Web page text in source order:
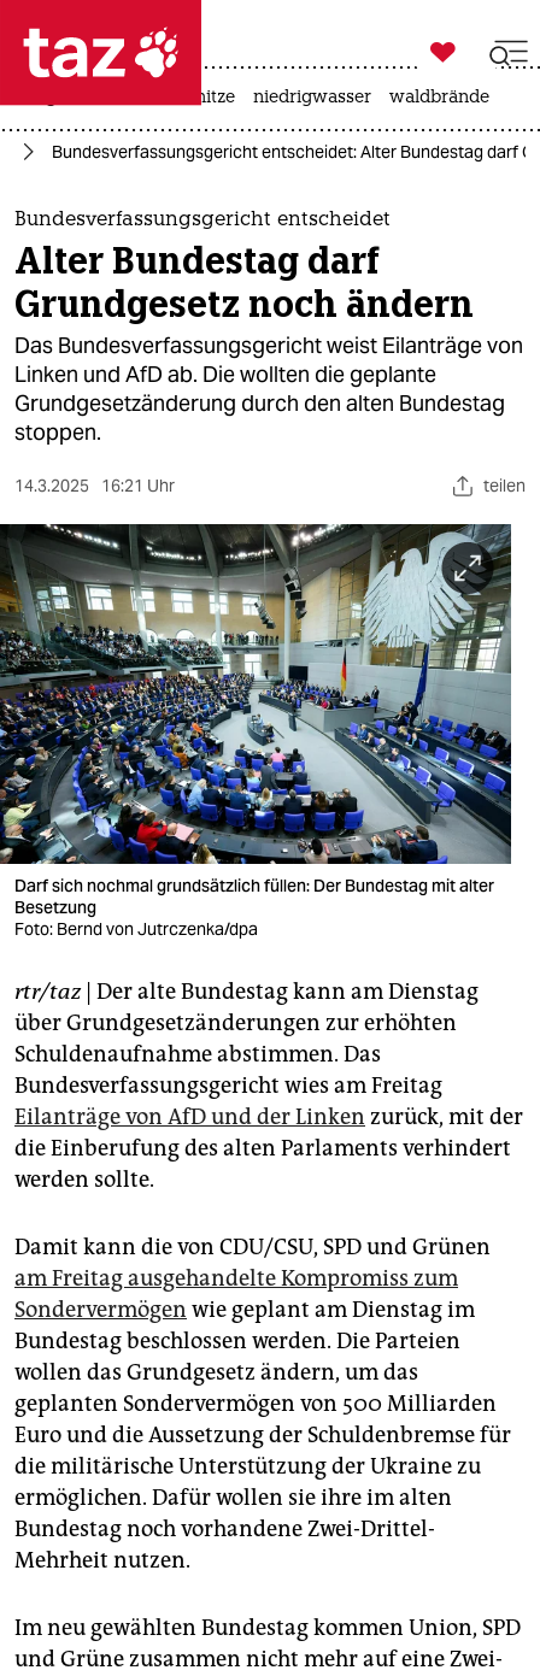
 taz zahl ich
taz zahl ich
themen
politik
öko
gesellschaft
kultur
sport
berlin
nord
wahrheit
verlag
verlag
veranstaltungen
shop
fragen & hilfe
unterstützen
abo
genossenschaft
epaper login

taz zahl ich
hitze niedrigwasser waldbrände
Bundesverfassungsgericht entscheidet: Alter Bundestag darf
Bundesverfassungsgericht entscheidet
Alter Bundestag darf
Grundgesetz noch ändern
Das Bundesverfassungsgericht weist Eilanträge von
Linken und AfD ab. Die wollten die geplante
Grundgesetzänderung durch den alten Bundestag
stoppen.
14.3.2025 16:21 Uhr teilen
Darf sich nochmal grundsätzlich füllen: Der Bundestag mit alter
Besetzung
Foto: Bernd von Jutrczenka/dpa
rtr/taz| Der alte Bundestag kann am Dienstag
über Grundgesetzänderungen zur erhöhten
Schuldenaufnahme abstimmen. Das
Bundesverfassungsgericht wies am Freitag
Eilanträge von AfD und der Linken zurück, mit der
die Einberufung des alten Parlaments verhindert
werden sollte.
Damit kann die von CDU/CSU, SPD und Grünen
am Freitag ausgehandelte Kompromiss zum
Sondervermögen wie geplant am Dienstag im
Bundestag beschlossen werden. Die Parteien
wollen das Grundgesetz ändern, um das
geplanten Sondervermögen von 500 Milliarden
Euro und die Aussetzung der Schuldenbremse für
die militärische Unterstützung der Ukraine zu
ermöglichen. Dafür wollen sie ihre im alten
Bundestag noch vorhandene Zwei-Drittel-
Mehrheit nutzen.
Im neu gewählten Bundestag kommen Union, SPD
und Grüne zusammen nicht mehr auf eine Zwei-